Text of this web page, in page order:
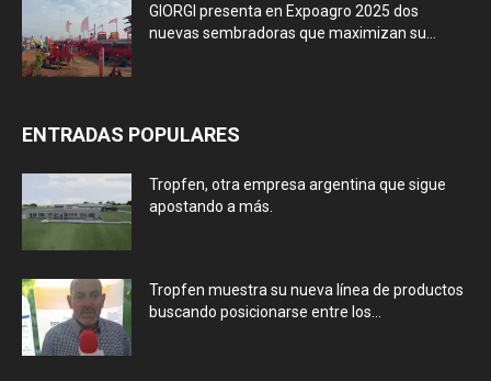
GIORGI presenta en Expoagro 2025 dos
nuevas sembradoras que maximizan su...
ENTRADAS POPULARES
Tropfen, otra empresa argentina que sigue
apostando a más.
Tropfen muestra su nueva línea de productos
buscando posicionarse entre los...